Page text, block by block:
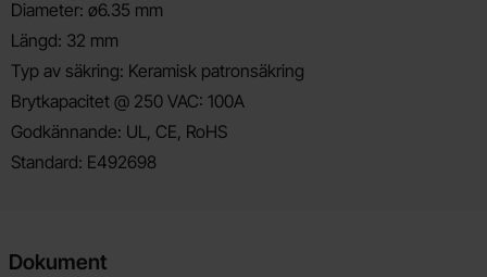
Diameter: ø6.35 mm
Längd: 32 mm
Typ av säkring: Keramisk patronsäkring
Brytkapacitet @ 250 VAC: 100A
Godkännande: UL, CE, RoHS
Standard: E492698
Dokument